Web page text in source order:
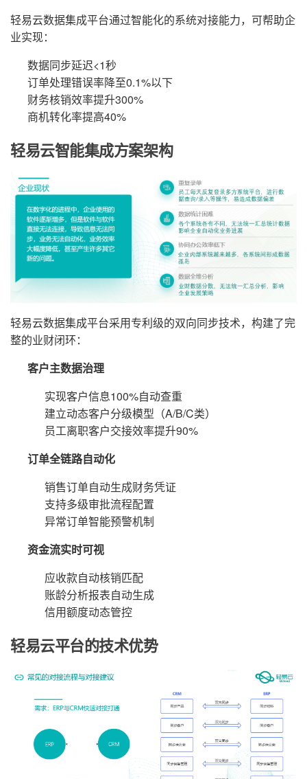
轻易云数据集成平台通过智能化的系统对接能力，可帮助企
业实现：
数据同步延迟<1秒
订单处理错误率降至0.1%以下
财务核销效率提升300%
商机转化率提高40%
轻易云智能集成方案架构
轻易云数据集成平台采用专利级的双向同步技术，构建了完
整的业财闭环：
客户主数据治理
实现客户信息100%自动查重
建立动态客户分级模型（A/B/C类）
员工离职客户交接效率提升90%
订单全链路自动化
销售订单自动生成财务凭证
支持多级审批流程配置
异常订单智能预警机制
资金流实时可视
应收款自动核销匹配
账龄分析报表自动生成
信用额度动态管控
轻易云平台的技术优势